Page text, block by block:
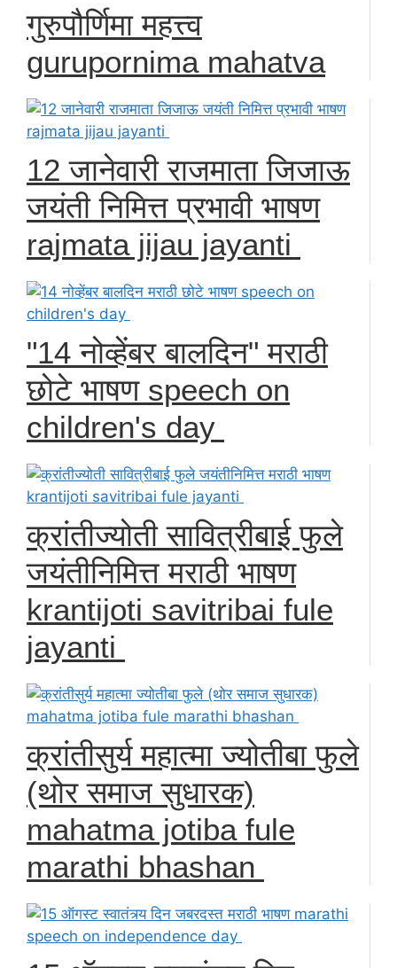
गुरुपौर्णिमा महत्त्व
gurupornima mahatva
12 जानेवारी राजमाता जिजाऊ
जयंती निमित्त प्रभावी भाषण
rajmata jijau jayanti
"14 नोव्हेंबर बालदिन" मराठी
छोटे भाषण speech on
children's day
क्रांतीज्योती सावित्रीबाई फुले
जयंतीनिमित्त मराठी भाषण
krantijoti savitribai fule
jayanti
क्रांतीसुर्य महात्मा ज्योतीबा फुले
(थोर समाज सुधारक)
mahatma jotiba fule
marathi bhashan